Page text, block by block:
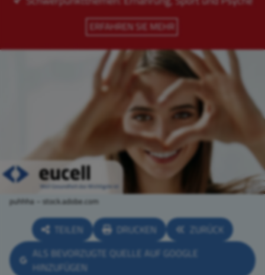
puhhha – stock.adobe.com
TEILEN DRUCKEN
ZURÜCK
ALS BEVORZUGTE QUELLE AUF GOOGLE
HINZUFÜGEN